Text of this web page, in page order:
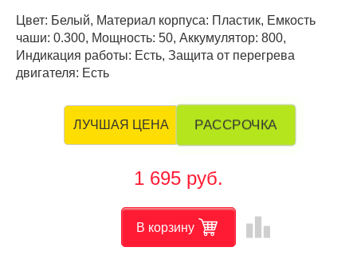
Цвет: Белый, Материал корпуса: Пластик, Емкость
чаши: 0.300, Мощность: 50, Аккумулятор: 800,
Индикация работы: Есть, Защита от перегрева
двигателя: Есть
ЛУЧШАЯ ЦЕНА РАССРОЧКА
1 695 руб.
В корзину leaderboard